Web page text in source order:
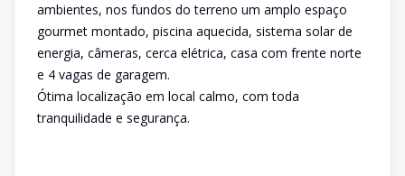
ambientes, nos fundos do terreno um amplo espaço
gourmet montado, piscina aquecida, sistema solar de
energia, câmeras, cerca elétrica, casa com frente norte
e 4 vagas de garagem.
Ótima localização em local calmo, com toda
tranquilidade e segurança.